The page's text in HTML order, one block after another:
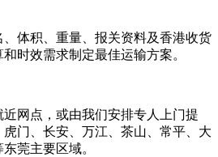
体积、重量、报关资料及香港收货
时效需求制定最佳运输方案。
网点，或由我们安排专人上门提
门、长安、万江、茶山、常平、大
莞主要区域。